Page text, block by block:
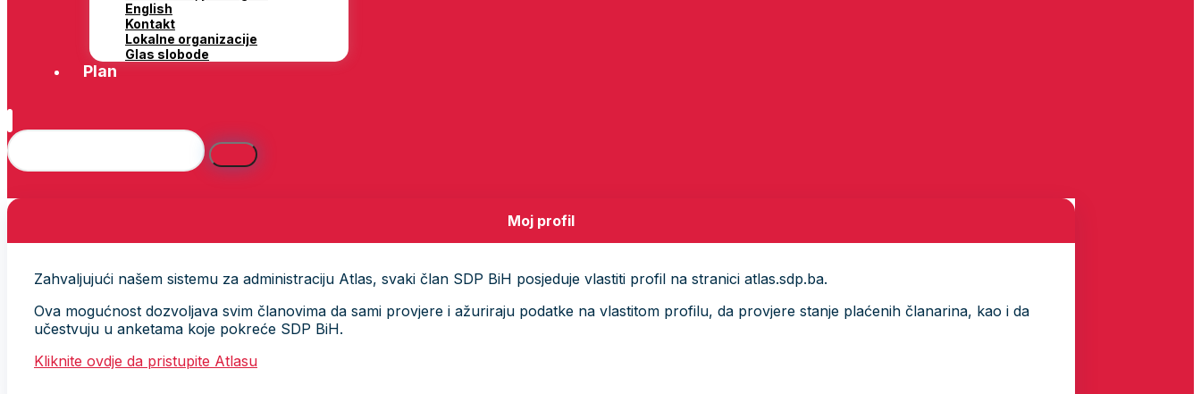
English
Kontakt
Lokalne organizacije
Glas slobode
Plan
Moj profil
Zahvaljujući našem sistemu za administraciju Atlas, svaki član SDP BiH posjeduje vlastiti profil na stranici atlas.sdp.ba.
Ova mogućnost dozvoljava svim članovima da sami provjere i ažuriraju podatke na vlastitom profilu, da provjere stanje plaćenih članarina, kao i da
učestvuju u anketama koje pokreće SDP BiH.
Kliknite ovdje da pristupite Atlasu